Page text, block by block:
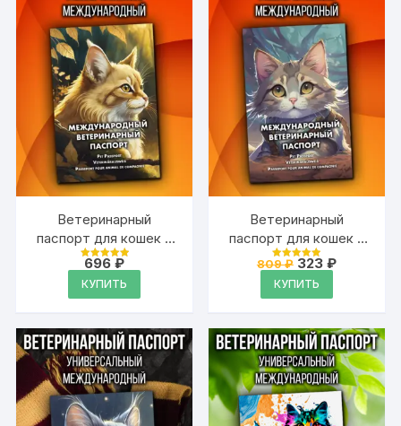
Ветеринарный
паспорт для кошек и
собак
международный
Оценка
из 5
696₽
КУПИТЬ
Ветеринарный
паспорт для кошек и
собак
международный
Оценка
из 5
809₽ Первоначальная
цена
составляла
809 ₽.
323 ₽Текущая
КУПИТЬ